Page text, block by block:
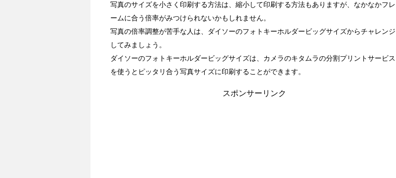
写真のサイズを小さく印刷する方法は、縮小して印刷する方法もありますが、なかなかフレ
ームに合う倍率がみつけられないかもしれません。
写真の倍率調整が苦手な人は、ダイソーのフォトキーホルダービッグサイズからチャレンジ
してみましょう。
ダイソーのフォトキーホルダービッグサイズは、カメラのキタムラの分割プリントサービス
を使うとピッタリ合う写真サイズに印刷することができます。
スポンサーリンク